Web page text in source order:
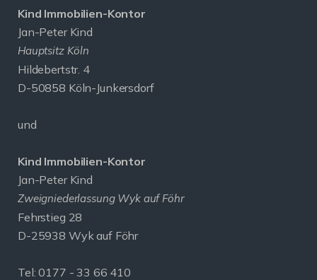
Kind Immobilien-Kontor
Jan-Peter Kind
Hauptsitz Köln
Hildebertstr. 4
D-50858 Köln-Junkersdorf
und
Kind Immobilien-Kontor
Jan-Peter Kind
Zweigniederlassung Wyk auf Föhr
Fehrstieg 28
D-25938 Wyk auf Föhr
Tel:0177 - 33 66 410